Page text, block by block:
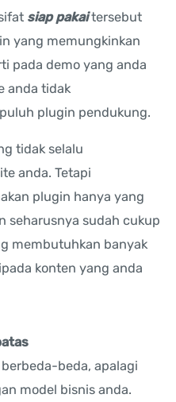
siap pakaitersebut
yang memungkinkan
pada demo yang anda
anda tidak
plugin pendukung.
tidak selalu
anda. Tetapi
plugin hanya yang
seharusnya sudah cukup
membutuhkan banyak
konten yang anda
beda, apalagi
model bisnis anda.